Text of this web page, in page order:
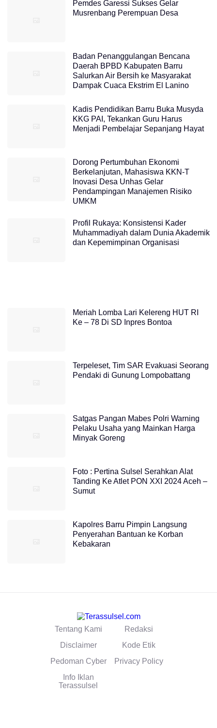
Pemdes Garessi Sukses Gelar
Musrenbang Perempuan Desa
Badan Penanggulangan Bencana
Daerah BPBD Kabupaten Barru
Salurkan Air Bersih ke Masyarakat
Dampak Cuaca Ekstrim El Lanino
Kadis Pendidikan Barru Buka Musyda
KKG PAI, Tekankan Guru Harus
Menjadi Pembelajar Sepanjang Hayat
Dorong Pertumbuhan Ekonomi
Berkelanjutan, Mahasiswa KKN-T
Inovasi Desa Unhas Gelar
Pendampingan Manajemen Risiko
UMKM
Profil Rukaya: Konsistensi Kader
Muhammadiyah dalam Dunia Akademik
dan Kepemimpinan Organisasi
Meriah Lomba Lari Kelereng HUT RI
Ke – 78 Di SD Inpres Bontoa
Terpeleset, Tim SAR Evakuasi Seorang
Pendaki di Gunung Lompobattang
Satgas Pangan Mabes Polri Warning
Pelaku Usaha yang Mainkan Harga
Minyak Goreng
Foto : Pertina Sulsel Serahkan Alat
Tanding Ke Atlet PON XXI 2024 Aceh –
Sumut
Kapolres Barru Pimpin Langsung
Penyerahan Bantuan ke Korban
Kebakaran
Tentang Kami
Redaksi
Disclaimer
Kode Etik
Pedoman Cyber
Privacy Policy
Info Iklan
Terassulsel